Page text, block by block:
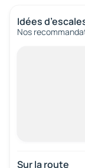
Idées
Nos
Sur la route